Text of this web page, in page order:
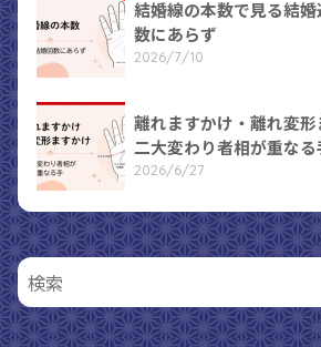
結婚線の本数で見る結
数にあらず
2026/7/10
離れますかけ・離れ変形
二大変わり者相が重なる
2026/6/27